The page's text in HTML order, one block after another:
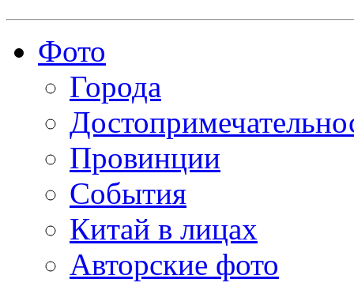
Фото
Города
Провинции
События
Китай в лицах
Авторские фото